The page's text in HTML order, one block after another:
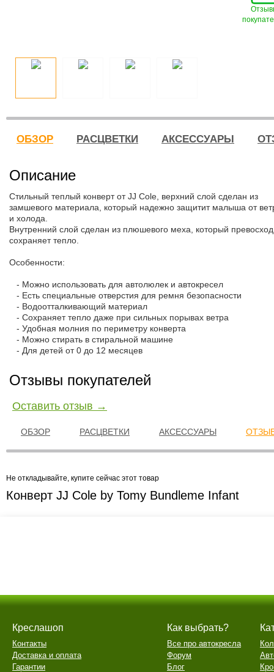
ОБЗОР РАСЦВЕТКИ АКСЕССУАРЫ
Описание
Стильный теплый конверт от JJ Cole, верхний слой сделан из
замшевого материала, который надежно защитит малыша от
и холода.
Внутренний слой сделан из плюшевого меха, который
сохраняет тепло.
Особенности:
- Можно использовать для автолюлек и автокресел
- Есть специальные отверстия для ремня безопасности
- Водоотталкивающий материал
- Сохраняет тепло даже при сильных порывах ветра
- Удобная молния по периметру конверта
- Можно стирать в стиральной машине
- Для детей от 0 до 12 месяцев
Отзывы покупателей
Оставить отзыв →
ОБЗОР РАСЦВЕТКИ АКСЕССУАРЫ
Не откладывайте, купите сейчас этот товар
Конверт JJ Cole by Tomy Bundleme Infant
Креслашоп
Контакты
Доставка и оплата
Гарантии
Как выбрать?
Все про автокресла
Форум
Блог